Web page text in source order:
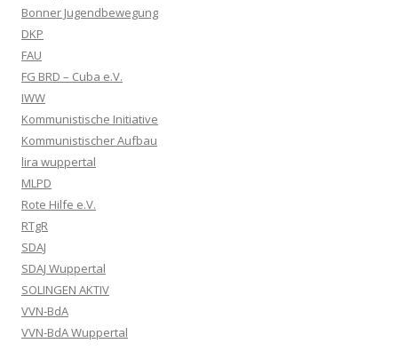
Bonner Jugendbewegung
DKP
FAU
FG BRD – Cuba e.V.
IWW
Kommunistische Initiative
Kommunistischer Aufbau
lira wuppertal
MLPD
Rote Hilfe e.V.
RTgR
SDAJ
SDAJ Wuppertal
SOLINGEN AKTIV
VVN-BdA
VVN-BdA Wuppertal